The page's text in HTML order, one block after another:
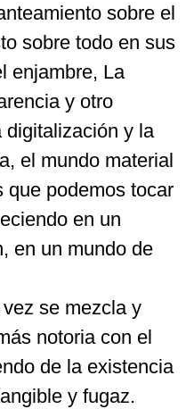
sobre el
sobre todo en sus
enjambre, La
y otro
digitalización y la
el mundo material
que podemos tocar
en un
en un mundo de
se mezcla y
notoria con el
de la existencia
y fugaz.